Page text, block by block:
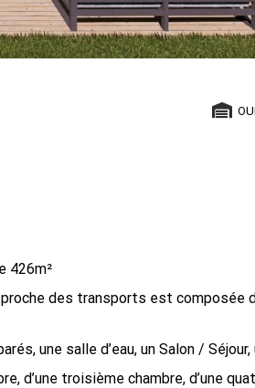
OUI
426m²
des transports est composée
une salle d’eau, un Salon /
d’une troisième chambre, d’une